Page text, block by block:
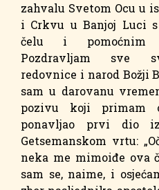
zahvalu Svetom Ocu u
i Crkvu u Banjoj Luci
čelu i pomoćnim
Pozdravljam sve
redovnice i narod Božji
sam u darovanu
pozivu koji primam
ponavljao prvi dio
Getsemanskom vrtu:
neka me mimoiđe ova
sam se, naime, i